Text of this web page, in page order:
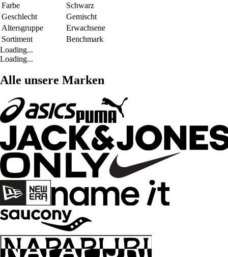
Farbe
Schwarz
Geschlecht
Gemischt
Altersgruppe
Erwachsene
Sortiment
Benchmark
Loading...
Loading...
Alle unsere Marken